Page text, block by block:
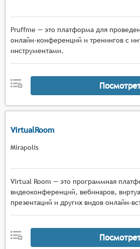
Pruffme — это платформа для
онлайн-конференций и тренингов с
инструментами.
VirtualRoom
Mirapolis
Virtual Room — это программная
видеоконференций, вебинаров,
презентаций и других видов онлайн-